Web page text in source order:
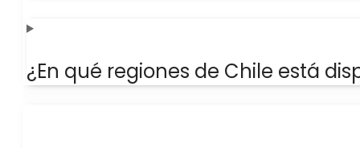
¿En qué regiones de Chile está